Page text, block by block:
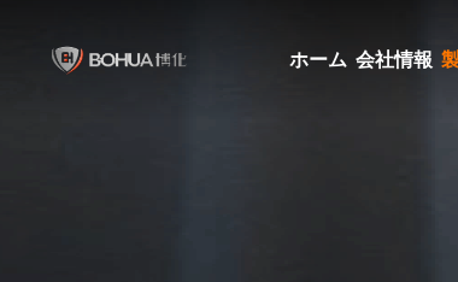
ホーム 会社情報